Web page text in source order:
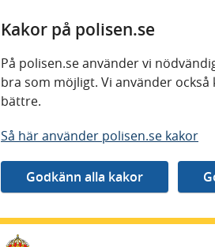
Kakor på polisen.se
På polisen.se använder vi
bra som möjligt. Vi använder
bättre.
Så här använder polisen.se kakor